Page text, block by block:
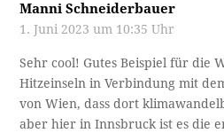
Manni Schneiderbauer
1. Juni 2023 um 10:35 Uhr
Sehr cool! Gutes Beispiel für die
Hitzeinseln in Verbindung mit
von Wien, dass dort
aber hier in Innsbruck ist es die